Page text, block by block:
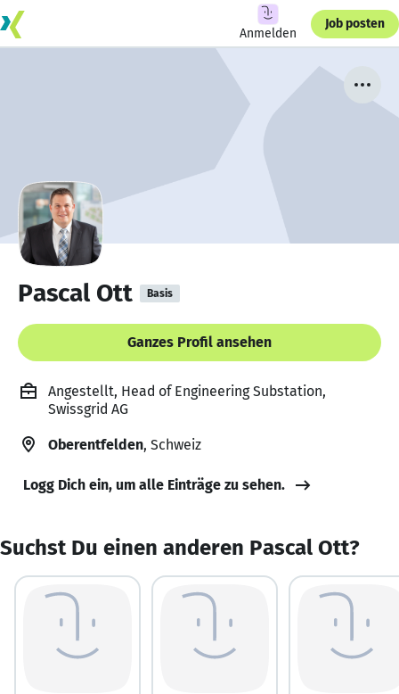
Anmelden
Job posten
Pascal Ott Basis
Ganzes Profil ansehen
Angestellt, Head of Engineering Substation,
Swissgrid AG
Oberentfelden, Schweiz
Logg Dich ein, um alle Einträge zu sehen.
Suchst Du einen anderen Pascal Ott?